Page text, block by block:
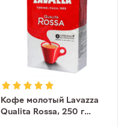
Кофе молотый Lavazza
Qualita Rossa, 250 г